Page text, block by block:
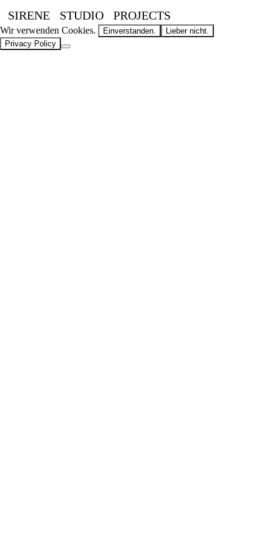
SIRENE STUDIO PROJECTS
Wir verwenden Cookies. Einverstanden.
Lieber nicht.
Privacy Policy